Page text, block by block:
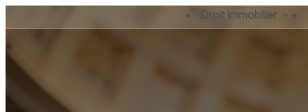
Droit immobilier
Panneau de gestion des cookies